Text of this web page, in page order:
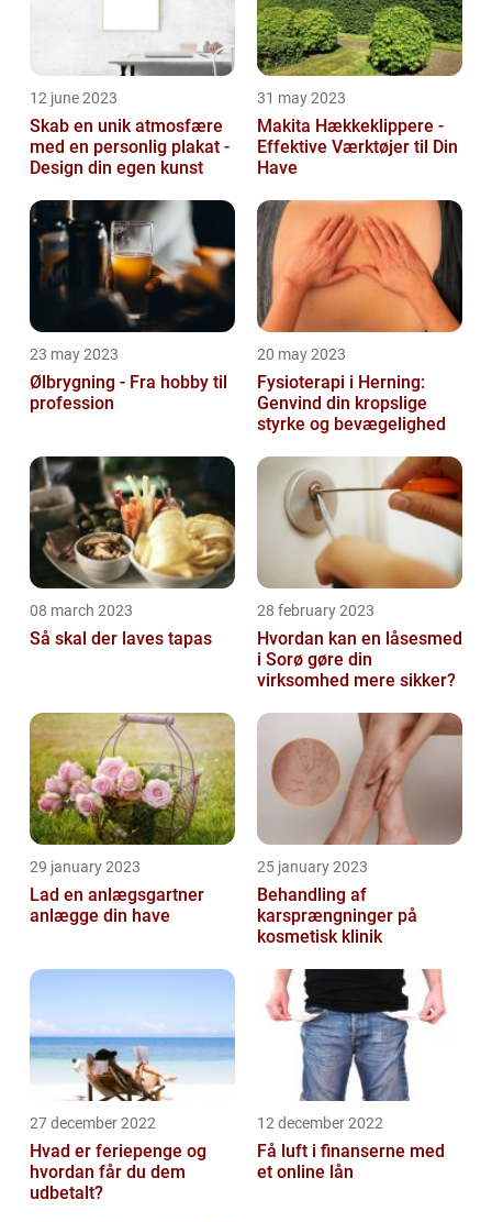
12 june 2023
Skab en unik atmosfære
med en personlig plakat -
Design din egen kunst
31 may 2023
Makita Hækkeklippere -
Effektive Værktøjer til Din
Have
23 may 2023
Ølbrygning - Fra hobby til
profession
20 may 2023
Fysioterapi i Herning:
Genvind din kropslige
styrke og bevægelighed
08 march 2023
Så skal der laves tapas
28 february 2023
Hvordan kan en låsesmed
i Sorø gøre din
virksomhed mere sikker?
29 january 2023
Lad en anlægsgartner
anlægge din have
25 january 2023
Behandling af
karsprængninger på
kosmetisk klinik
27 december 2022
Hvad er feriepenge og
hvordan får du dem
udbetalt?
12 december 2022
Få luft i finanserne med
et online lån